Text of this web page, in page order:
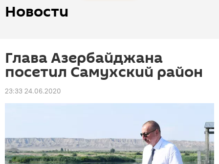
Новости
Глава Азербайджана
посетил Самухский район
23:33 24.06.2020